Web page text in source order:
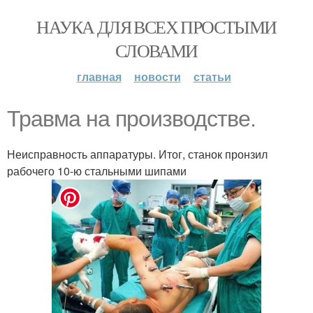
НАУКА ДЛЯ ВСЕХ ПРОСТЫМИ
СЛОВАМИ
главная новости статьи
Травма на производстве.
Неисправность аппаратуры. Итог, станок пронзил
рабочего 10-ю стальными шипами